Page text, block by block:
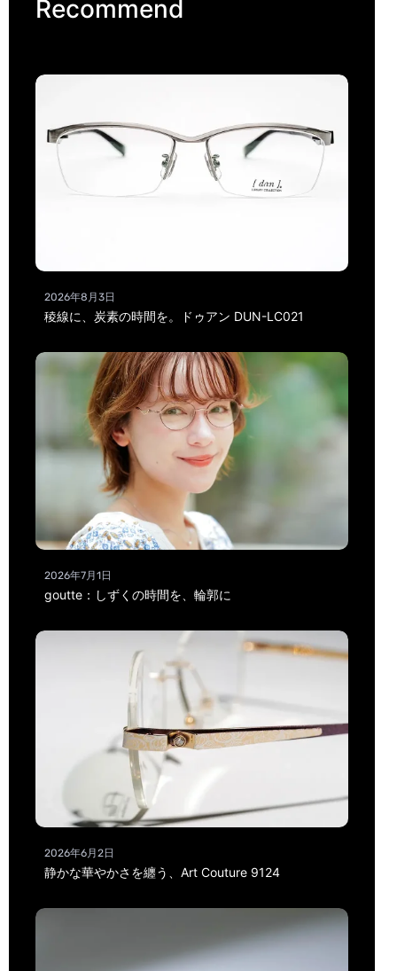
Recommend
2026年8月3日
稜線に、炭素の時間を。ドゥアン DUN-LC021
2026年7月1日
goutte：しずくの時間を、輪郭に
2026年6月2日
静かな華やかさを纏う、Art Couture 9124